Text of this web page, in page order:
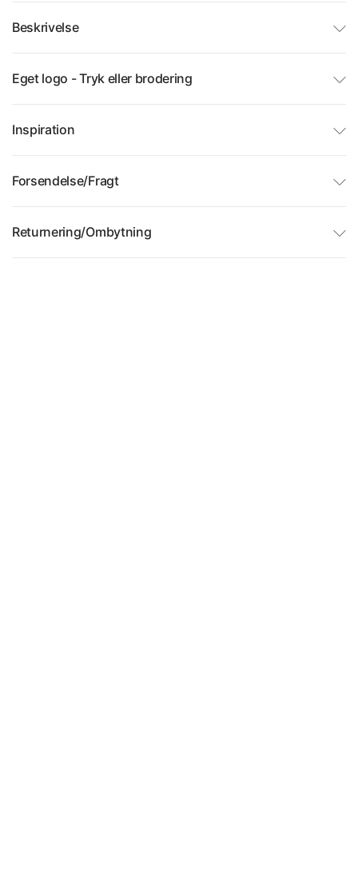
Beskrivelse
Eget logo - Tryk eller brodering
Inspiration
Forsendelse/Fragt
Returnering/Ombytning